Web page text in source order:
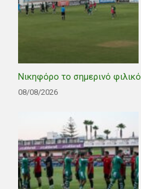
Νικηφόρο το σημερινό φιλικό
08/08/2026